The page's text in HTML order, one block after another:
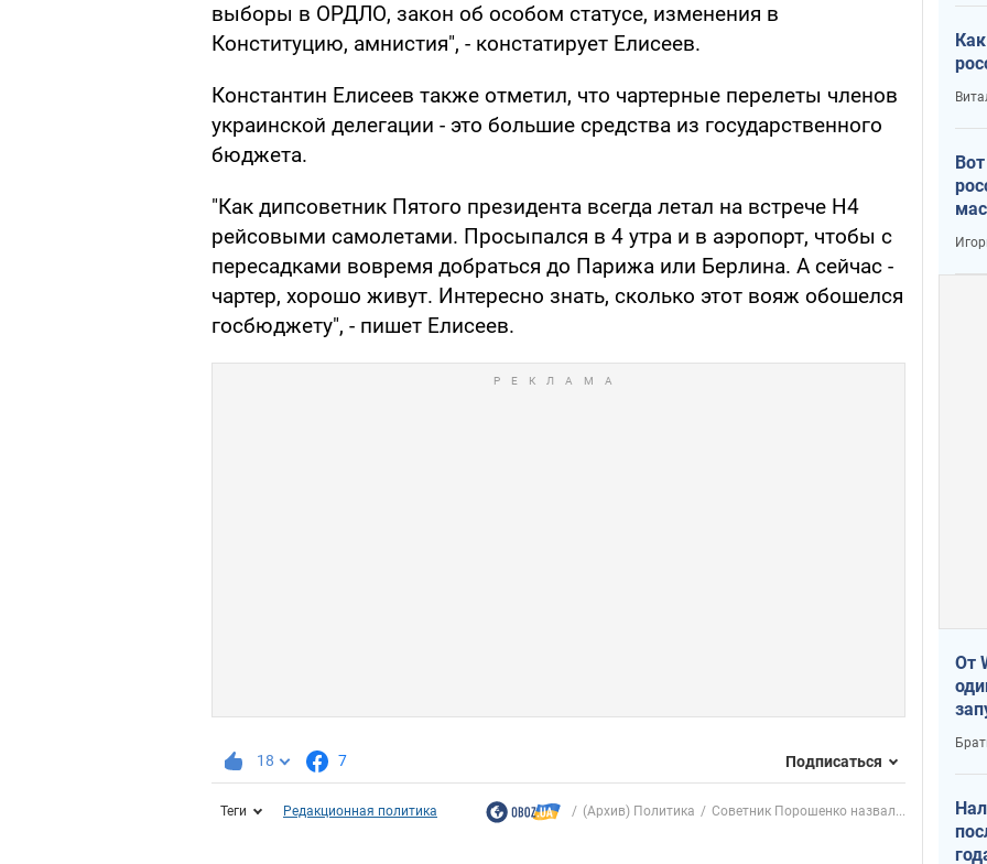
выборы в ОРДЛО, закон об особом статусе, изменения в
Конституцию, амнистия", - констатирует Елисеев.
Константин Елисеев также отметил, что чартерные перелеты членов
украинской делегации - это большие средства из государственного
бюджета.
"Как дипсоветник Пятого президента всегда летал на встрече Н4
рейсовыми самолетами. Просыпался в 4 утра и в аэропорт, чтобы с
пересадками вовремя добраться до Парижа или Берлина. А сейчас -
чартер, хорошо живут. Интересно знать, сколько этот вояж обошелся
госбюджету", - пишет Елисеев.
18 7 Подписаться
Теги Редакционная политика (Архив) Политика Советник Порошенко назвал...
От